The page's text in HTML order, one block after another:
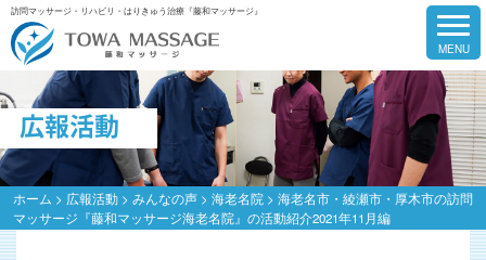
訪問マッサージ・リハビリ・はりきゅう治療『藤和マッサージ』
広報活動
ホーム > 広報活動> みんなの声> 海老名院> 海老名市・綾瀬市・厚木市の訪問
マッサージ『藤和マッサージ海老名院』の活動紹介2021年11月編